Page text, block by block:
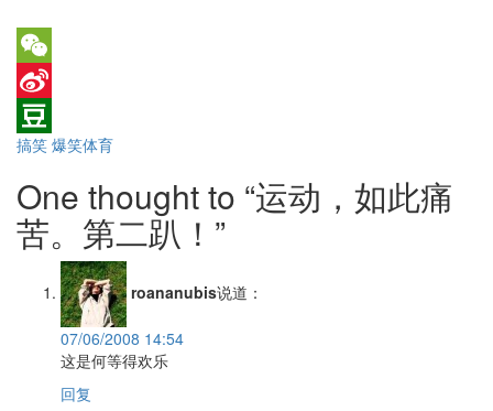
WeChat
Sina
Weibo
Douban
搞笑 爆笑体育
One thought to “运动，如此痛
苦。第二趴！”
roananubis说道：
07/06/2008 14:54
这是何等得欢乐
回复